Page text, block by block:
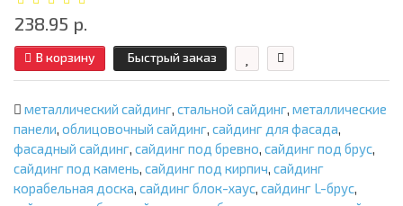
238.95 р.
В корзину Быстрый заказ
металлический сайдинг, стальной сайдинг, металлические
панели, облицовочный сайдинг, сайдинг для фасада,
фасадный сайдинг, сайдинг под бревно, сайдинг под брус,
сайдинг под камень, сайдинг под кирпич, сайдинг
корабельная доска, сайдинг блок-хаус, сайдинг L-брус,